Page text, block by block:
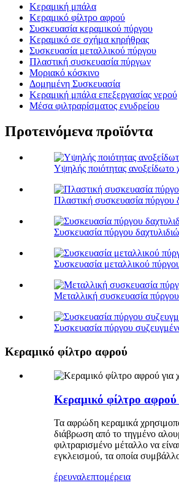
Κεραμική μπάλα
Κεραμικό φίλτρο αφρού
Συσκευασία κεραμικού πύργου
Κεραμικό σε σχήμα κηρήθρας
Συσκευασία μεταλλικού πύργου
Πλαστική συσκευασία πύργων
Μοριακό κόσκινο
Δομημένη Συσκευασία
Κεραμική μπάλα επεξεργασίας νερού
Μέσα φιλτραρίσματος ενυδρείου
Προτεινόμενα προϊόντα
Υψηλής ποιότητας
Πλαστική συσκευασία πύργου
Συσκευασία πύργου
Συσκευασία μεταλλικού
Μεταλλική συσκευασία
Συσκευασία πύργου
Κεραμικό φίλτρο αφρού
Κεραμικό φίλτρο αφρού
Τα αφρώδη κεραμικά
διάβρωση από το τηγμένο
φιλτραρισμένο μέταλλο να
εγκλεισμού, τα οποία
έρευναλεπτομέρεια